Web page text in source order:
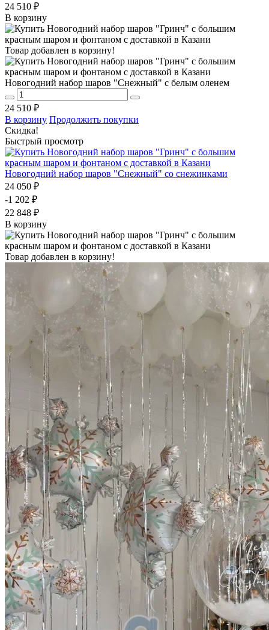
24 510 ₽
В корзину
Товар добавлен в корзину!
Новогодний набор шаров "Снежный" с белым оленем
24 510 ₽
В корзину Продолжить покупки
Скидка!
Быстрый просмотр
Новогодний набор шаров "Снежный" со снежинками
24 050 ₽
-1 202 ₽
22 848 ₽
В корзину
Товар добавлен в корзину!